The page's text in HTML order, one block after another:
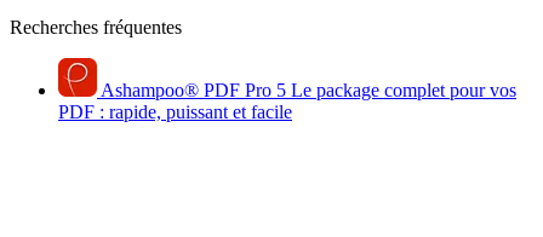
Recherches fréquentes
Ashampoo® PDF Pro 5 Le package complet pour vos
PDF : rapide, puissant et facile